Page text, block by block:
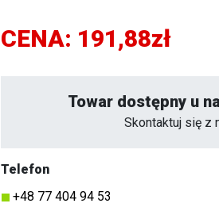
CENA: 191,88zł
Towar dostępny u
Skontaktuj się z
Telefon
+48 77 404 94 53